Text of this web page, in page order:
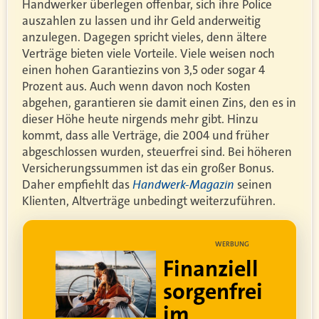
Handwerker überlegen offenbar, sich ihre Police
auszahlen zu lassen und ihr Geld anderweitig
anzulegen. Dagegen spricht vieles, denn ältere
Verträge bieten viele Vorteile. Viele weisen noch
einen hohen Garantiezins von 3,5 oder sogar 4
Prozent aus. Auch wenn davon noch Kosten
abgehen, garantieren sie damit einen Zins, den es in
dieser Höhe heute nirgends mehr gibt. Hinzu
kommt, dass alle Verträge, die 2004 und früher
abgeschlossen wurden, steuerfrei sind. Bei höheren
Versicherungssummen ist das ein großer Bonus.
Daher empfiehlt dasHandwerk-Magazin seinen
Klienten, Altverträge unbedingt weiterzuführen.
WERBUNG
Lebe dein
bestes Leben